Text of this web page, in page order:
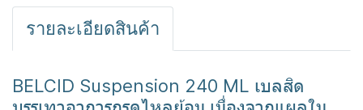
รายละเอียดสินค้า
BELCID Suspension 240 ML เบลสิด